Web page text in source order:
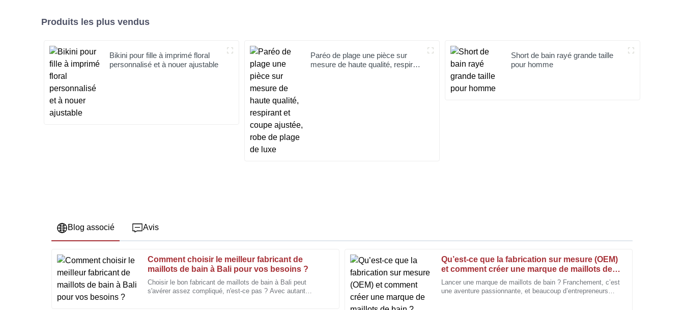
Produits les plus vendus
Bikini pour fille à imprimé floral
personnalisé et à nouer ajustable
Paréo de plage une pièce sur
mesure de haute qualité, respirant
Short de bain rayé grande taille
pour homme
Blog associé Avis
Comment choisir le meilleur fabricant de
maillots de bain à Bali pour vos besoins ?
Choisir le bon fabricant de maillots de bain à Bali peut
s'avérer assez compliqué, n'est-ce pas ? Avec autant
Qu’est-ce que la fabrication sur mesure (OEM)
et comment créer une marque de maillots de
bain ?
Lancer une marque de maillots de bain ? Franchement, c’est
une aventure passionnante, et beaucoup d’entrepreneurs
S
Susan
Clark
Le produit a dépassé mes attentes en matière de qualité. Excellent service après-
P
Paul
Green
La qualité et le savoir-faire sont vraiment admirables. L'équipe d'assistance était
toujours prête à aider.